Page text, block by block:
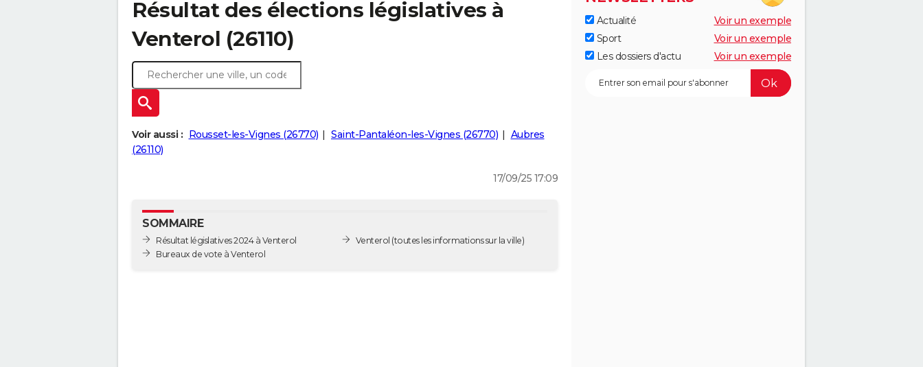
Résultat des élections législatives à
Venterol (26110)
Voir aussi : Rousset-les-Vignes (26770) Saint-Pantaléon-les-Vignes (26770)
Aubres
(26110)
17/09/25 17:09
SOMMAIRE
Résultat législatives 2024 à Venterol
Bureaux de vote à Venterol
Venterol (toutes les informations sur la ville)
Actualité
Voir un exemple
Sport
Voir un exemple
Les dossiers d'actu
Voir un exemple